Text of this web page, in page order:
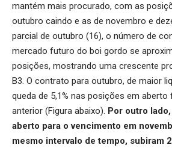
mantém mais procurado, com as
outubro caindo e as de novembro e
parcial de outubro (16), o número de
mercado futuro do boi gordo se
posições, mostrando uma crescente
B3. O contrato para outubro, de maior
queda de 5,1% nas posições em
anterior (Figura abaixo). Por outro
aberto para o vencimento em
mesmo intervalo de tempo, subiram